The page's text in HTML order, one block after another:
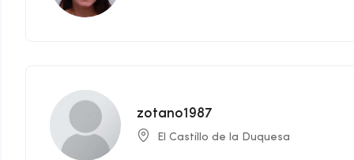
zotano1987
El Castillo de la Duquesa